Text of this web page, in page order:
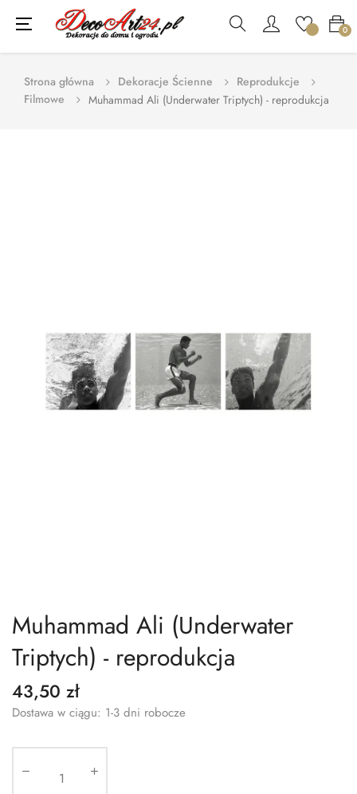
0
Toggle
navigation
☰
Strona główna Dekoracje Ścienne
Reprodukcje
Filmowe
Muhammad Ali (Underwater Triptych) - reprodukcja
Muhammad Ali (Underwater
Triptych) - reprodukcja
43,50 zł
Dostawa w ciągu: 1-3 dni robocze